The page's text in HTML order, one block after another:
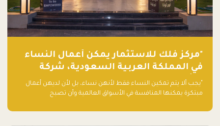
"مركز فلك للاستثمار يمكّن أعمال النساء
في المملكة العربية السعودية، شركة
ناشئة تلو الأخرى."
"يجب ألا يتم تمكين النساء فقط لأنهن نساء، بل لأن لديهن أعمال
مبتكرة يمكنها المنافسة في الأسواق العالمية وأن تصبح